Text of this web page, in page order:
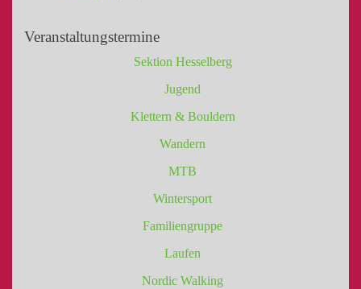
Veranstaltungstermine
Sektion Hesselberg
Jugend
Klettern & Bouldern
Wandern
MTB
Wintersport
Familiengruppe
Laufen
Nordic Walking